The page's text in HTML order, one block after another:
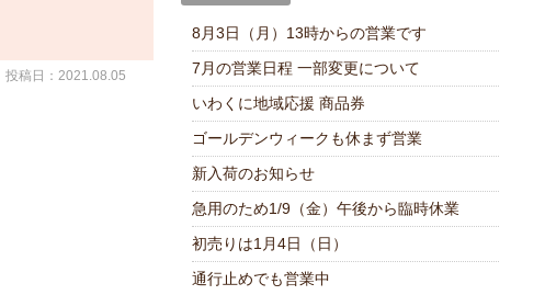
投稿日：2021.08.05
8月3日（月）13時からの営業です
7月の営業日程 一部変更について
いわくに地域応援 商品券
ゴールデンウィークも休まず営業
新入荷のお知らせ
急用のため1/9（金）午後から臨時休業
初売りは1月4日（日）
通行止めでも営業中